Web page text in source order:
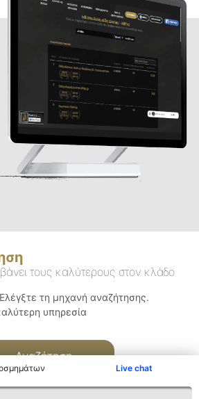
Live chat
τους καλύτερους στον κλάδο
τη μηχανή αναζήτησης.
υπηρεσία
Αναζήτηση